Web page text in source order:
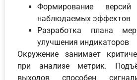
Формирование
наблюдаемых эффектов
Разработка плана
улучшения индикаторов
Окружение занимает
при анализе метрик.
выходов способен